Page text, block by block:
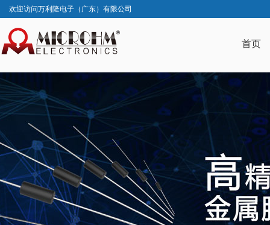
欢迎访问万利隆电子（广东）有限公司
首页